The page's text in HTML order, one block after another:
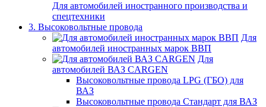
Для автомобилей иностранного производства и
спецтехники
3. Высоковольтные провода
Для
автомобилей иностранных марок ВВП
Для
автомобилей ВАЗ CARGEN
Высоковольтные провода LPG (ГБО) для
ВАЗ
Высоковольтные провода Стандарт для ВАЗ